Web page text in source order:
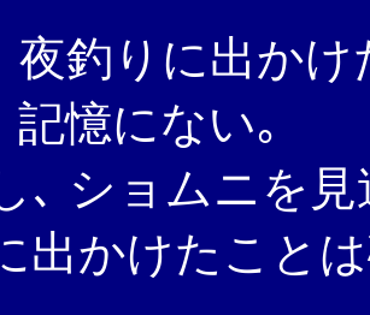
夜釣りに出か
記憶にない｡
､ ショムニを
出かけたこと